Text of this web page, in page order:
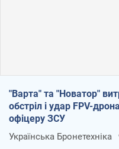
"Варта" та "Новатор"
обстріл і удар FPV-
офіцеру ЗСУ
Українська Бронетехніка